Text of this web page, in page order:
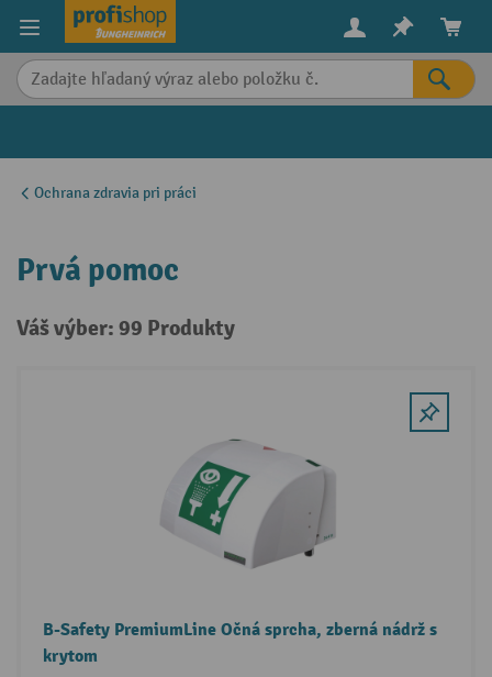
content
Ochrana zdravia pri práci
Prvá pomoc
Váš výber: 99 Produkty
B-Safety PremiumLine Očná sprcha, zberná nádrž s
krytom